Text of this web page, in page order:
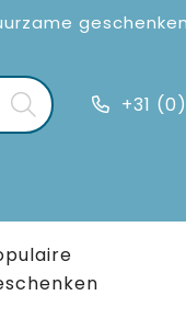
geschenken
+31